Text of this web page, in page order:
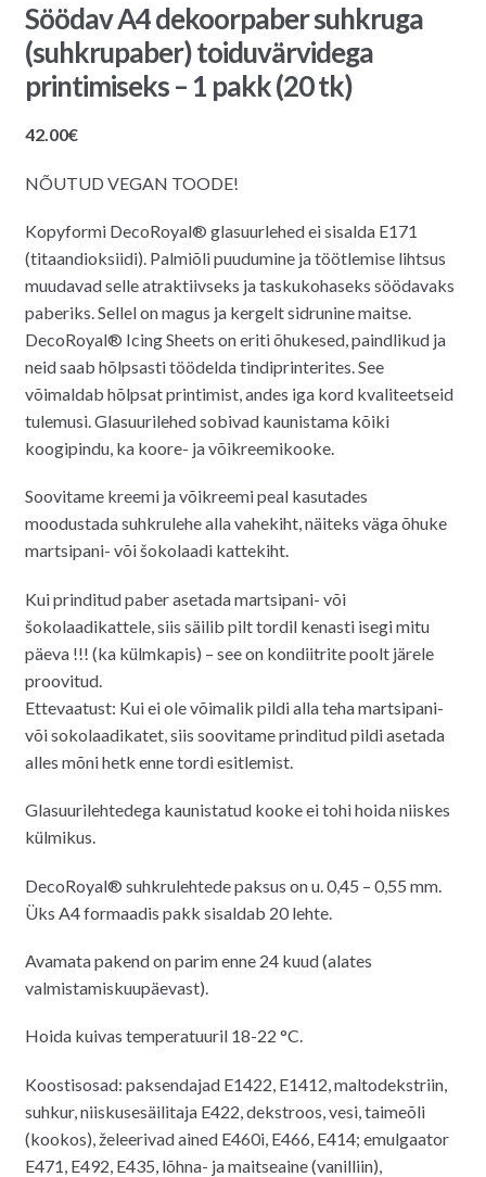
Söödav A4 dekoorpaber suhkruga
(suhkrupaber) toiduvärvidega
printimiseks – 1 pakk (20 tk)
42.00€
NÕUTUD VEGAN TOODE!
Kopyformi DecoRoyal® glasuurlehed ei sisalda E171
(titaandioksiidi). Palmiõli puudumine ja töötlemise lihtsus
muudavad selle atraktiivseks ja taskukohaseks söödavaks
paberiks. Sellel on magus ja kergelt sidrunine maitse.
DecoRoyal® Icing Sheets on eriti õhukesed, paindlikud ja
neid saab hõlpsasti töödelda tindiprinterites. See
võimaldab hõlpsat printimist, andes iga kord kvaliteetseid
tulemusi. Glasuurilehed sobivad kaunistama kõiki
koogipindu, ka koore- ja võikreemikooke.
Soovitame kreemi ja võikreemi peal kasutades
moodustada suhkrulehe alla vahekiht, näiteks väga õhuke
martsipani- või šokolaadi kattekiht.
Kui prinditud paber asetada martsipani- või
šokolaadikattele, siis säilib pilt tordil kenasti isegi mitu
päeva !!! (ka külmkapis) – see on kondiitrite poolt järele
proovitud.
Ettevaatust: Kui ei ole võimalik pildi alla teha martsipani-
või sokolaadikatet, siis soovitame prinditud pildi asetada
alles mõni hetk enne tordi esitlemist.
Glasuurilehtedega kaunistatud kooke ei tohi hoida niiskes
külmikus.
DecoRoyal® suhkrulehtede paksus on u. 0,45 – 0,55 mm.
Üks A4 formaadis pakk sisaldab 20 lehte.
Avamata pakend on parim enne 24 kuud (alates
valmistamiskuupäevast).
Hoida kuivas temperatuuril 18-22 °C.
Koostisosad: paksendajad E1422, E1412, maltodekstriin,
suhkur, niiskusesäilitaja E422, dekstroos, vesi, taimeõli
(kookos), želeerivad ained E460i, E466, E414; emulgaator
E471, E492, E435, lõhna- ja maitseaine (vanilliin),